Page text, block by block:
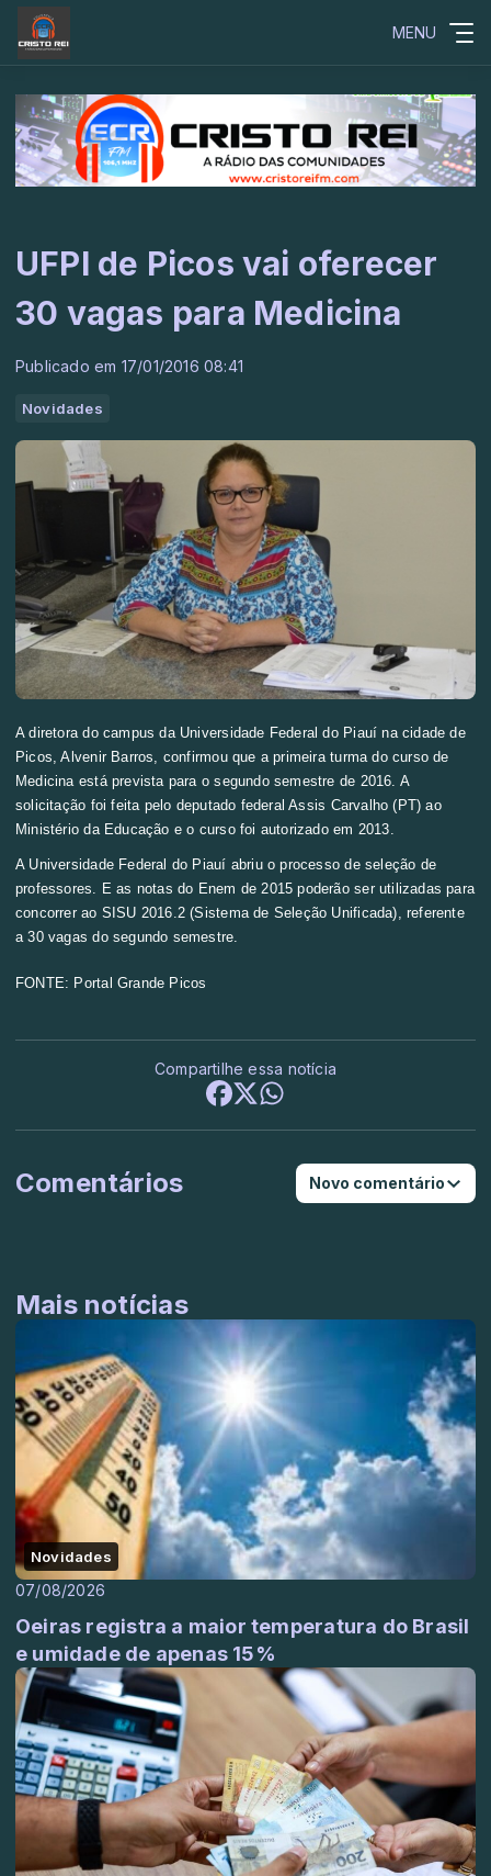
MENU
UFPI de Picos vai oferecer
30 vagas para Medicina
Publicado em 17/01/2016 08:41
Novidades
A diretora do campus da Universidade Federal do Piauí na cidade de
Picos, Alvenir Barros, confirmou que a primeira turma do curso de
Medicina está prevista para o segundo semestre de 2016. A
solicitação foi feita pelo deputado federal Assis Carvalho (PT) ao
Ministério da Educação e o curso foi autorizado em 2013.
A Universidade Federal do Piauí abriu o processo de seleção de
professores. E as notas do Enem de 2015 poderão ser utilizadas para
concorrer ao SISU 2016.2 (Sistema de Seleção Unificada), referente
a 30 vagas do segundo semestre.
FONTE: Portal Grande Picos
Compartilhe essa notícia
Comentários Novo comentário
Mais notícias
Novidades
07/08/2026
Oeiras registra a maior temperatura do Brasil
e umidade de apenas 15%